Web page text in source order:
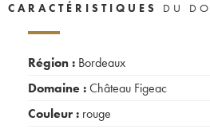
CARACTÉRISTIQUES DU
Région : Bordeaux
Domaine :Château Figeac
Couleur : rouge